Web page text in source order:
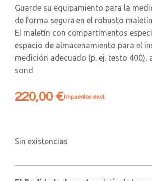
Guarde su equipamiento para la
de forma segura en el robusto
El maletín con compartimentos
espacio de almacenamiento para el
medición adecuado (p. ej. testo 400),
sond
220,00 €impuestos excl.
Sin existencias